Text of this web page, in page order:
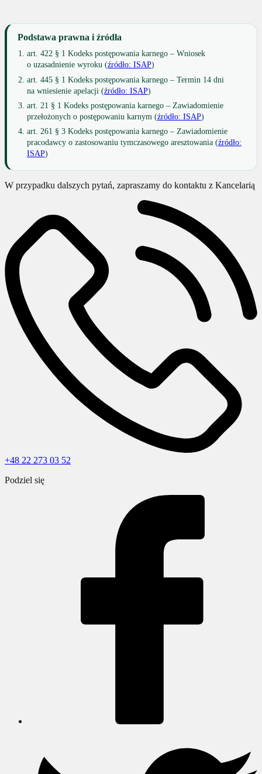
Podstawa prawna i źródła
art. 422 § 1 Kodeks postępowania karnego – Wniosek
o uzasadnienie wyroku (źródło: ISAP)
art. 445 § 1 Kodeks postępowania karnego – Termin 14 dni
na wniesienie apelacji (źródło: ISAP)
art. 21 § 1 Kodeks postępowania karnego – Zawiadomienie
przełożonych o postępowaniu karnym (źródło: ISAP)
art. 261 § 3 Kodeks postępowania karnego – Zawiadomienie
pracodawcy o zastosowaniu tymczasowego aresztowania (źródło:
ISAP)
W przypadku dalszych pytań, zapraszamy do kontaktu z Kancelarią
+48 22 273 03 52
Podziel się